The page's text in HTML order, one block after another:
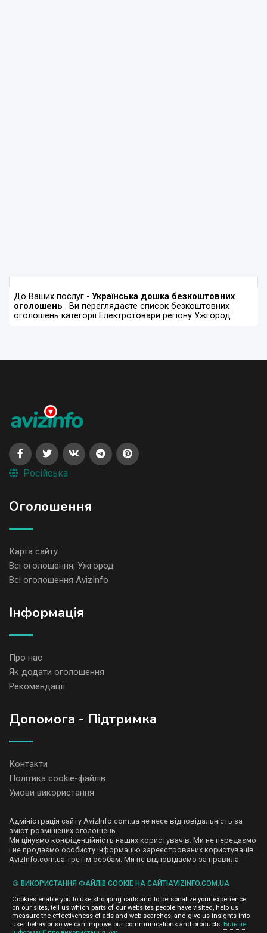
До Ваших послуг - Українська дошка безкоштовних
оголошень . Ви переглядаєте список безкоштовних
оголошень категорії Eлектротовари регіону Ужгород.
Російська
Оголошення
Карта сайту
Всі оголошення, Ужгород
Всі оголошення AvizInfo
Iнформація
Про нас
Як додати оголошення
Рекомендації
Допомога - Підтримка
Контакти
Політика cookie-файлів
Умови використання
Адміністрація сайту AvizInfo.com.ua не несе відповідальність за
зміст розміщених оголошень.
Ми цінуємо конфіденційність наших користувачів. Ми не передаємо
і не продаємо особисту інформацію зареєстрованих користувачів
AvizInfo.com.ua третім особам. Ми не відповідаємо за правила
деяких сторінках нашого сайту представлена реклама Google
Adsense Advertising Network. Щоб дізнатися детальніше про
правила конфіденційності Googleнатисніть тут.
🍪 ВИКОРИСТАННЯ ФАЙЛІВ COOKIE НА САЙТІAVIZINFO.COM.UA
Cookies enable you to use shopping carts and to personalize your experience
on our sites, tell us which parts of our websites people have visited, help us
measure the effectiveness of ads and web searches, and give us insights into
user behavior so we can improve our communications and products. Більше